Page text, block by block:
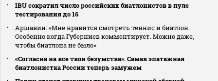
IBU сократил число российских биатлонистов в пуле
тестирования до 16
Аршавин: «Мне нравится смотреть теннис и биатлон.
Особенно когда Губерниев комментирует. Можно даже,
чтобы биатлона не было»
«Согласна на все твои безумства». Самая эпатажная
биатлонистка России теперь замужем